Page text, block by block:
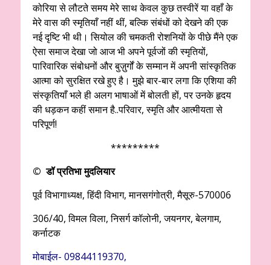
कोरिया से लौटते समय मेरे साथ केवल कुछ तस्वीरें या वहाँ के
मेरे वास की स्मृतियाँ नहीं थीं, बल्कि संबंधों को देखने की एक
नई दृष्टि भी थी। सियोल की चमकती रोशनियों के पीछे मैंने एक
ऐसा समाज देखा जो आज भी अपने पूर्वजों की स्मृतियों,
पारिवारिक संबोधनों और बुज़ुर्गों के सम्मान में अपनी सांस्कृतिक
आत्मा को सुरक्षित रखे हुए है। मुझे बार-बार लगा कि एशिया की
संस्कृतियाँ भले ही अलग भाषाओं में बोलती हों, पर उनके हृदय
की धड़कन कहीं समान है..परिवार, स्मृति और आत्मीयता से
परिपूर्ण!
*********
© डॉ प्रतिभा मुदलियार
पूर्व विभागाध्यक्ष, हिंदी विभाग, मानसगंगोत्री, मैसूरु-570006
306/40, विमल विला, निसर्ग कॉलोनी, जयनगर, बेलगाम,
कर्नाटक
मोबाईल- 09844119370,